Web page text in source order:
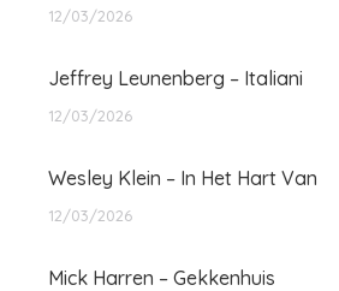
12/03/2026
Jeffrey Leunenberg – Italiani
12/03/2026
Wesley Klein – In Het Hart Van
12/03/2026
Mick Harren – Gekkenhuis